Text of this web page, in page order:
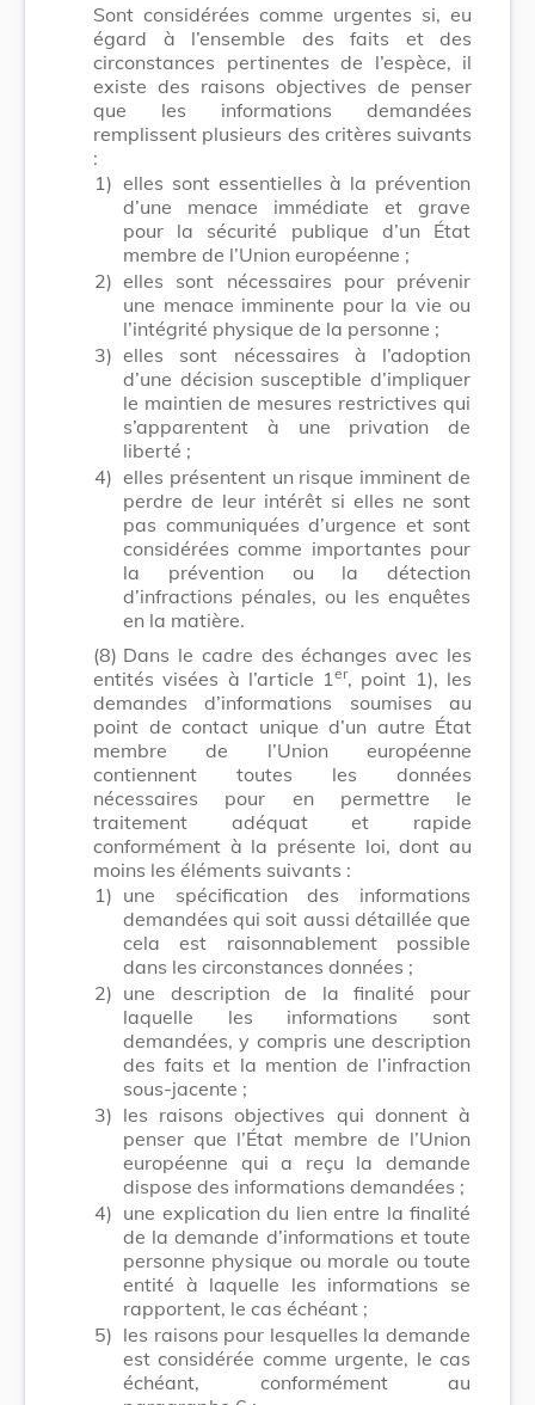
Sont considérées comme urgentes si, eu
égard à l’ensemble des faits et des
circonstances pertinentes de l’espèce, il
existe des raisons objectives de penser
que les informations demandées
remplissent plusieurs des critères suivants
:
1) elles sont essentielles à la prévention
d’une menace immédiate et grave
pour la sécurité publique d’un État
membre de l’Union européenne ;
2) elles sont nécessaires pour prévenir
une menace imminente pour la vie ou
l’intégrité physique de la personne ;
3) elles sont nécessaires à l’adoption
d’une décision susceptible d’impliquer
le maintien de mesures restrictives qui
s’apparentent à une privation de
liberté ;
4) elles présentent un risque imminent de
perdre de leur intérêt si elles ne sont
pas communiquées d’urgence et sont
considérées comme importantes pour
la prévention ou la détection
d’infractions pénales, ou les enquêtes
en la matière.
(8) Dans le cadre des échanges avec les
entités visées à l’article 1er, point 1), les
demandes d’informations soumises au
point de contact unique d’un autre État
membre de l’Union européenne
contiennent toutes les données
nécessaires pour en permettre le
traitement adéquat et rapide
conformément à la présente loi, dont au
moins les éléments suivants :
1) une spécification des informations
demandées qui soit aussi détaillée que
cela est raisonnablement possible
dans les circonstances données ;
2) une description de la finalité pour
laquelle les informations sont
demandées, y compris une description
des faits et la mention de l’infraction
sous-jacente ;
3) les raisons objectives qui donnent à
penser que l’État membre de l’Union
européenne qui a reçu la demande
dispose des informations demandées ;
4) une explication du lien entre la finalité
de la demande d’informations et toute
personne physique ou morale ou toute
entité à laquelle les informations se
rapportent, le cas échéant ;
5) les raisons pour lesquelles la demande
est considérée comme urgente, le cas
échéant, conformément au